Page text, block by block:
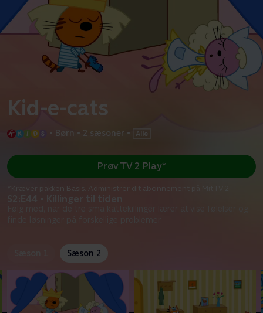
Kid-e-cats
• Børn • 2 sæsoner •
Prøv TV 2 Play*
*Kræver pakken Basis. Administrer dit abonnement på Mit TV 2.
Sæson 2